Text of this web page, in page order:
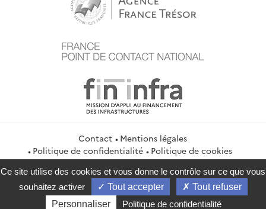
Contact
Mentions légales
Politique de confidentialité
Politique de cookies
Gestion des cookies
Flux RSS
service-public.gouv.fr
legifrance.gouv.fr
info.gouv.fr
data.gouv.fr
Ce site utilise des cookies et vous donne le contrôle sur ce que vous
souhaitez activer
Tout accepter
Tout refuser
Personnaliser
Politique de confidentialité